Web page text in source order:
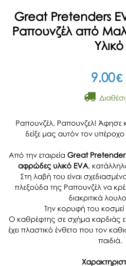
Great Pretenders
Ραπουνζέλ από
Υλικό
9.00€
Ραπουνζέλ, Ραπουνζελ! Άφησε
δείξε μας αυτόν τον
Από την εταιρεία Great
αφρώδες υλικό EVA,
Στη λαβή του είναι
πλεξούδα της Ραπουνζέλ να
διακριτικά
Την κορυφή του κοσμεί
Ο καθρέφτης σε σχήμα καρδιάς
έχει πλαστικό ένθετο που τον
παιδιά.